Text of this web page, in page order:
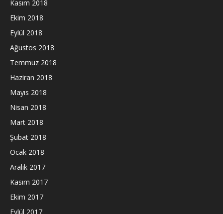
Kasım 2018
Ekim 2018
Eylül 2018
Ağustos 2018
Temmuz 2018
Haziran 2018
Mayıs 2018
Nisan 2018
Mart 2018
Şubat 2018
Ocak 2018
Aralık 2017
Kasım 2017
Ekim 2017
Eylül 2017